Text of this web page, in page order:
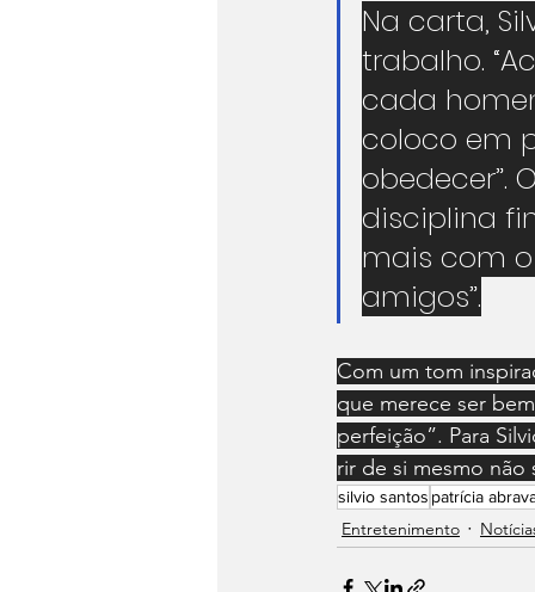
Na carta,
trabalho.
cada
coloco em
obedecer”.
disciplina
mais com
amigos”.
Com um tom
que merece ser
perfeição”. Para
rir de si mesmo não
silvio santos patrícia
Entretenimento